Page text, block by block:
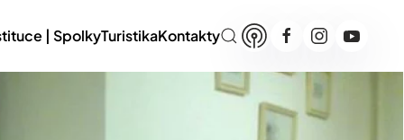
| SpolkyTuristikaKontakty